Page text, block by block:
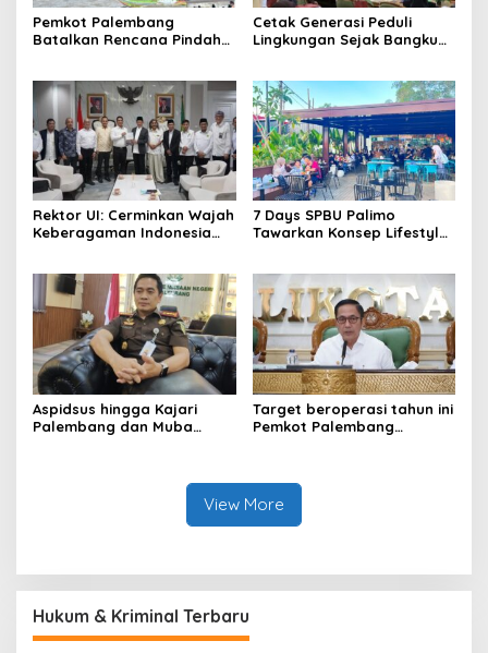
Pemkot Palembang
Batalkan Rencana Pindah
Musi
Cetak Generasi Peduli
Lingkungan Sejak Bangku
Program Adiwiyata
Rektor UI: Cerminkan Wajah
Keberagaman Indonesia
7 Days SPBU Palimo
Tawarkan Konsep Lifestyle
Kota Palembang
Aspidsus hingga Kajari
Palembang dan Muba
Target beroperasi tahun ini
Pemkot Palembang
View More
Hukum & Kriminal Terbaru